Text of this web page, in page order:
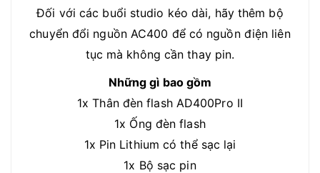
Đối với các buổi studio kéo dài, hãy thêm bộ
chuyển đổi nguồn AC400 để có nguồn điện liên
tục mà không cần thay pin.
Những gì bao gồm
1x Thân đèn flash AD400Pro II
1x Ống đèn flash
1x Pin Lithium có thể sạc lại
1x Bộ sạc pin